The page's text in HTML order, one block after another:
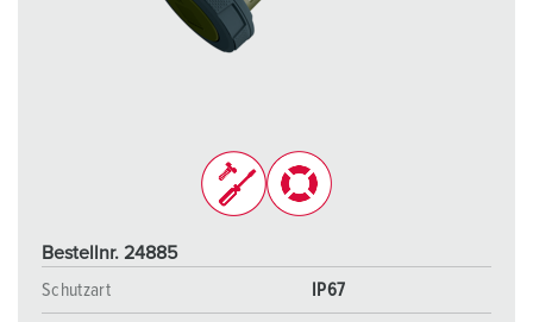
Bestellnr. 24885
Schutzart
IP67